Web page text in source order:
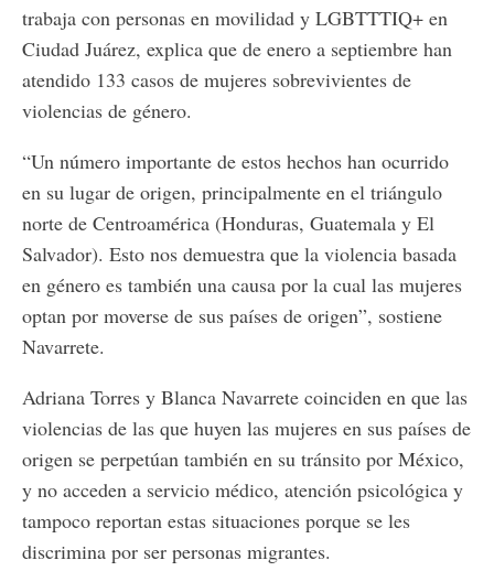
trabaja con personas en movilidad y LGBTTTIQ+ en
Ciudad Juárez, explica que de enero a septiembre han
atendido 133 casos de mujeres sobrevivientes de
violencias de género.
“Un número importante de estos hechos han ocurrido
en su lugar de origen, principalmente en el triángulo
norte de Centroamérica (Honduras, Guatemala y El
Salvador). Esto nos demuestra que la violencia basada
en género es también una causa por la cual las mujeres
optan por moverse de sus países de origen”, sostiene
Navarrete.
Adriana Torres y Blanca Navarrete coinciden en que las
violencias de las que huyen las mujeres en sus países de
origen se perpetúan también en su tránsito por México,
y no acceden a servicio médico, atención psicológica y
tampoco reportan estas situaciones porque se les
discrimina por ser personas migrantes.